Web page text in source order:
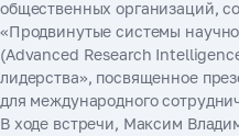
общественных организаций,
«Продвинутые системы
(Advanced Research
лидерства», посвященное
для международного
В ходе встречи, Максим